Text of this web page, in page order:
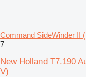
Command SideWinder II
7
New Holland T7.190
V)